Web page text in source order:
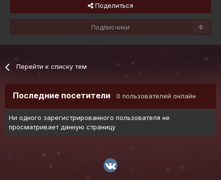
Поделиться
Подписчики 0
Перейти к списку тем
Последние посетители 0 пользователей онлайн
Ни одного зарегистрированного пользователя не
просматривает данную страницу